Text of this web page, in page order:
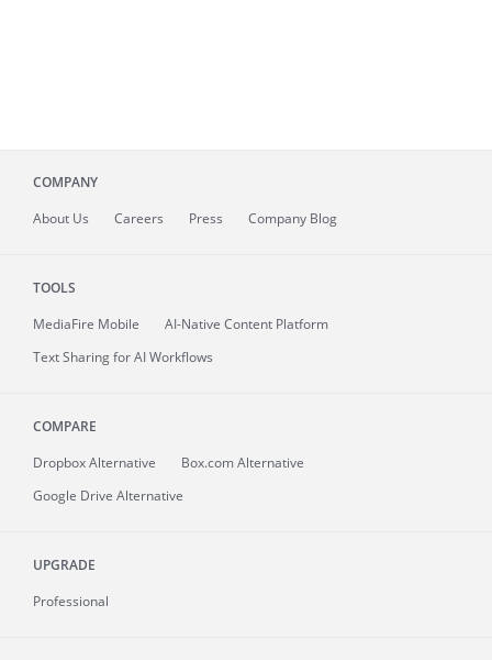
COMPANY
About Us Careers Press Company Blog
TOOLS
MediaFire Mobile
AI-Native Content Platform
Text Sharing for AI Workflows
COMPARE
Dropbox Alternative
Box.com Alternative
Google Drive Alternative
UPGRADE
Professional